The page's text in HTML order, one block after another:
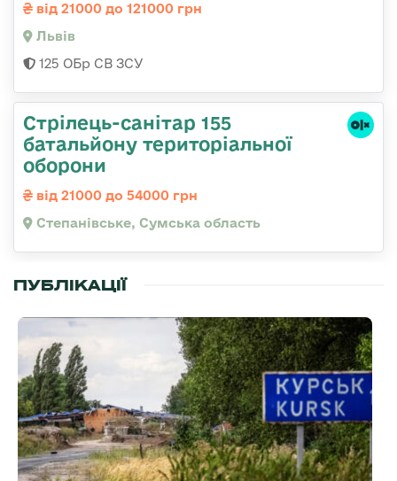
від 21000 до 121000 грн
Львів
125 ОБр СВ ЗСУ
Стрілець-санітар 155
батальйону територіальної
оборони
від 21000 до 54000 грн
Степанівське, Сумська область
ПУБЛІКАЦІЇ